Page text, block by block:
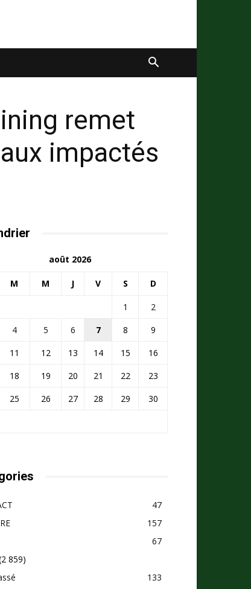
remet
impactés
août 2026
M M J V S D
1
2
4 5 6 7 8
9
11 12 13 14 15
16
18 19 20 21 22
23
25 26 27 28 29
30
47
157
67
859)
133